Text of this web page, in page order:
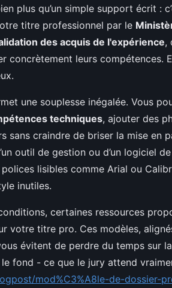
plus qu’un simple support écrit :
titre professionnel par le
des acquis de l'expérience,
concrètement leurs compétences.
une souplesse inégalée. Vous
techniques, ajouter des
sans craindre de briser la mise en
outil de gestion ou d’un logiciel
lisibles comme Arial ou
inutiles.
certaines ressources
votre titre pro. Ces modèles,
évitent de perdre du temps sur
fond - ce que le jury attend
mod%C3%A8le-de-dossier-